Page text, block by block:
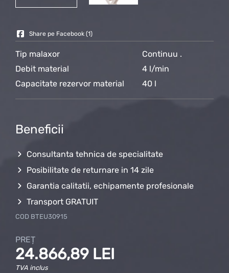
Share pe Facebook (1)
Tip malaxor
Continuu .
Debit material
4 l/min
Capacitate rezervor material
40 l
Beneficii
Consultanta tehnica de specialitate
Posibilitate de returnare in 14 zile
Garantia calitatii, echipamente profesionale
Transport GRATUIT
COD BTEU30915
PREȚ
24.866,89 LEI
TVA inclus